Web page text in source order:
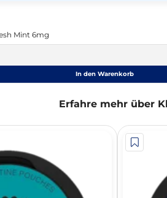
Mint 6mg
In den Warenkorb
Erfahre mehr über